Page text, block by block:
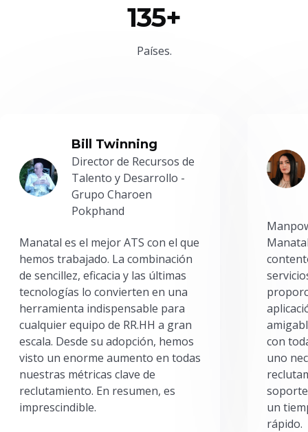
135+
Países.
Bill Twinning
Director de Recursos de
Talento y Desarrollo -
Grupo Charoen
Pokphand
Manatal es el mejor ATS con el que
hemos trabajado. La combinación
de sencillez, eficacia y las últimas
tecnologías lo convierten en una
herramienta indispensable para
cualquier equipo de RR.HH a gran
escala. Desde su adopción, hemos
visto un enorme aumento en todas
nuestras métricas clave de
reclutamiento. En resumen, es
imprescindible.
con
uno
un
rápido.